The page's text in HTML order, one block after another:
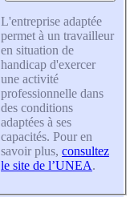
L'entreprise adaptée
permet à un travailleur
en situation de
handicap d'exercer
une activité
professionnelle dans
des conditions
adaptées à ses
capacités. Pour en
savoir plus, consultez
le site de l’UNEA.